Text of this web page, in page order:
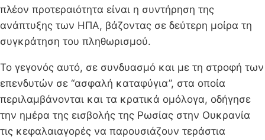
πλέον προτεραιότητα είναι η συντήρηση της
ανάπτυξης των ΗΠΑ, βάζοντας σε δεύτερη μοίρα τη
συγκράτηση του πληθωρισμού.
Το γεγονός αυτό, σε συνδυασμό και με τη στροφή των
επενδυτών σε “ασφαλή καταφύγια”, στα οποία
περιλαμβάνονται και τα κρατικά ομόλογα, οδήγησε
την ημέρα της εισβολής της Ρωσίας στην Ουκρανία
τις κεφαλαιαγορές να παρουσιάζουν τεράστια